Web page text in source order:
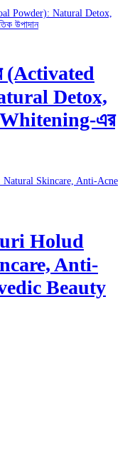
(Activated
Detox,
এর
Holud
Anti-
Beauty